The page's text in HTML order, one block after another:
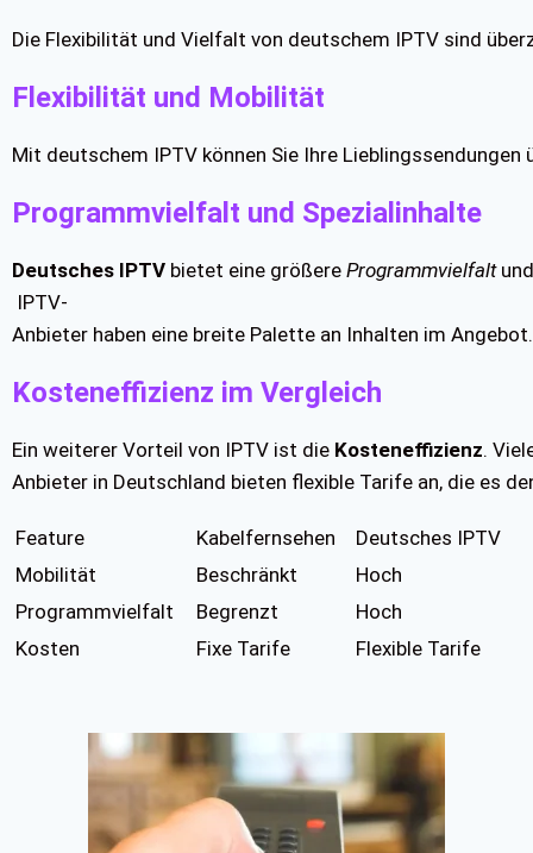
Die Flexibilität und Vielfalt von deutschem IPTV sind
Flexibilität und Mobilität
Mit deutschem IPTV können Sie Ihre
Programmvielfalt und Spezialinhalte
Deutsches IPTV bietet eine größere Programmvielfalt
IPTV-
Anbieter haben eine breite Palette an Inhalten im Angebot.
Kosteneffizienz im Vergleich
Ein weiterer Vorteil von IPTV ist die Kosteneffizienz.
Anbieter in Deutschland bieten flexible Tarife an, die es
Feature Kabelfernsehen
Deutsches IPTV
Mobilität
Beschränkt
Hoch
Programmvielfalt
Begrenzt
Hoch
Kosten
Fixe Tarife Flexible Tarife